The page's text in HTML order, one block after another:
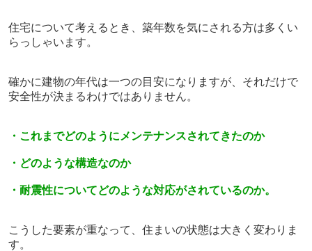
住宅について考えるとき、築年数を気にされる方は多くい
らっしゃいます。
確かに建物の年代は一つの目安になりますが、それだけで
安全性が決まるわけではありません。
・これまでどのようにメンテナンスされてきたのか
・どのような構造なのか
・耐震性についてどのような対応がされているのか。
こうした要素が重なって、住まいの状態は大きく変わりま
す。